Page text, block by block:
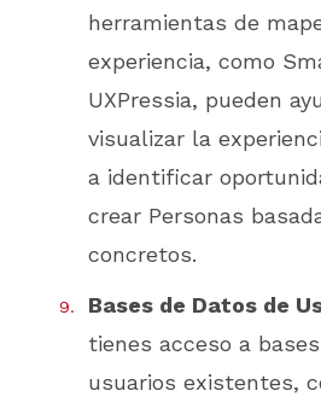
herramientas de
experiencia, como
UXPressia, pueden
visualizar la
a identificar
crear Personas
concretos.
Bases de Datos de
tienes acceso a
usuarios existentes,